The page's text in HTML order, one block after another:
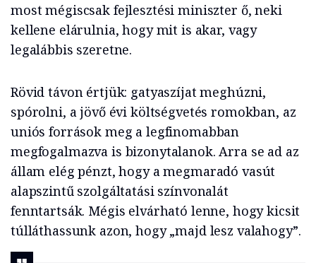
most mégiscsak fejlesztési miniszter ő, neki
kellene elárulnia, hogy mit is akar, vagy
legalábbis szeretne.
Rövid távon értjük: gatyaszíjat meghúzni,
spórolni, a jövő évi költségvetés romokban, az
uniós források meg a legfinomabban
megfogalmazva is bizonytalanok. Arra se ad az
állam elég pénzt, hogy a megmaradó vasút
alapszintű szolgáltatási színvonalát
fenntartsák. Mégis elvárható lenne, hogy kicsit
túlláthassunk azon, hogy „majd lesz valahogy”.